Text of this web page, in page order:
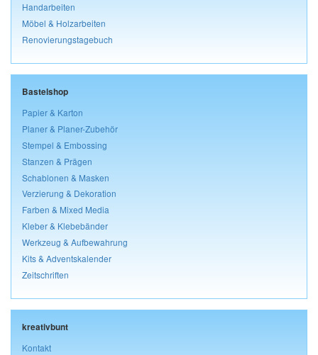
Handarbeiten
Möbel & Holzarbeiten
Renovierungstagebuch
Bastelshop
Papier & Karton
Planer & Planer-Zubehör
Stempel & Embossing
Stanzen & Prägen
Schablonen & Masken
Verzierung & Dekoration
Farben & Mixed Media
Kleber & Klebebänder
Werkzeug & Aufbewahrung
Kits & Adventskalender
Zeitschriften
kreativbunt
Kontakt